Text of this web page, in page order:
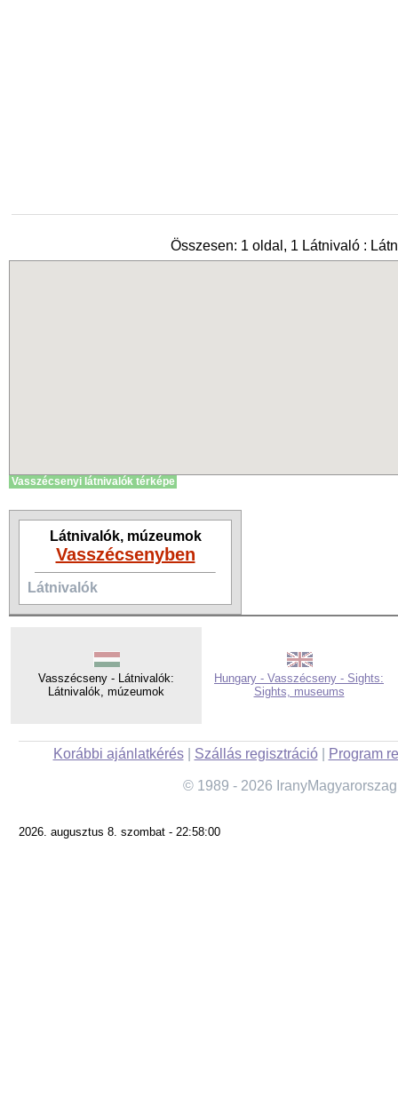
Összesen: 1 oldal, 1 Látnivaló :
Vasszécsenyi látnivalók térképe
Látnivalók, múzeumok
Vasszécsenyben
Látnivalók
Vasszécseny - Látnivalók:
Látnivalók, múzeumok
Hungary - Vasszécseny - Sights:
Sights, museums
Korábbi ajánlatkérés| Szállás regisztráció| Program
© 1989 - 2026
2026. augusztus 8. szombat - 22:58:00